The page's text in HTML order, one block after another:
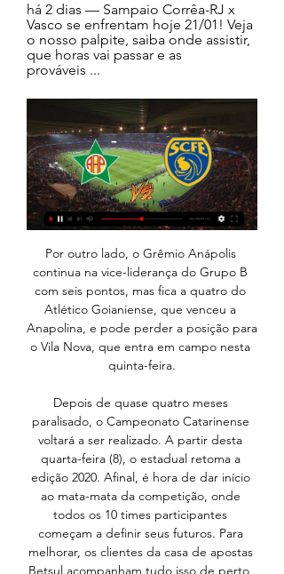
há 2 dias — Sampaio Corrêa-RJ x
Vasco se enfrentam hoje 21/01! Veja
o nosso palpite, saiba onde assistir,
que horas vai passar e as
prováveis ...
Por outro lado, o Grêmio Anápolis continua na vice-liderança do Grupo B com seis pontos, mas fica a quatro do Atlético Goianiense, que venceu a Anapolina, e pode perder a posição para o Vila Nova, que entra em campo nesta quinta-feira.

Depois de quase quatro meses paralisado, o Campeonato Catarinense voltará a ser realizado. A partir desta quarta-feira (8), o estadual retoma a edição 2020. Afinal, é hora de dar início ao mata-mata da competição, onde todos os 10 times participantes começam a definir seus futuros. Para melhorar, os clientes da casa de apostas Betsul acompanham tudo isso de perto, com transmissão ao.

Como assistir Juventus-SC x Figueirense na Internet O confronto será transmitido na internet, acompanhe ao vivo e fique por dentro de tudo que rola na partida através do seu celular, tablet e PC. Para isso, deverá acessar o site futebolcatarinense.tv (Clique Aqui) que vai realizar a transmissão online.

Qual é o grupo da morte na Série D? . 1: Atlético-AC, Galvez, Rio Branco-AC, Fast, Bragantino-PA, Independente de Tucuruí, Vilhenense e o vencedor de...

Como diz o ditado: “panela velha é que faz comida boa”. Neste domingo, em pleno Independência, Ricardo Oliveira tratou de justificar o dito popular pelo Atlético-MG. Na estreia do Galo no Campeonato Mineiro, o atacante marcou três vezes na goleada sobre o Boa Esporte por 5 a 0. Completaram o placar o equatoriano Cazares e o volante Elias.

Num país em que a ditadura usava a censura como arma preventiva e a polícia política como arma repressiva, o beautiful game era muito mais do que um jogo.Era uma forma de liberdade. Não perca, este domingo pelas 20:15, o jogo entre a Académica e o Benfica a contar para a 4ª Jornada do Campeonato Nacional.

Vasco da Gama Goiás live score (and video online live stream) starts on 10.3.2020. at 22:00 UTC time at São Januário, Rio de Janeiro, Brazil in Copa do Brasil, Brazil.

2:Campeão Sul: Cascavel Futebol Clube em 1970,Grêmio Esportivo Oeste em 1968 e Operário Ferroviário Esporte Clube em 1969. 3:Campeão Norte: Cianorte Assessoria Física e Educativa em 1968,Jandaia Esporte Clube em 1969 e União Platinense de Esportes em 1970. 4:Em 1992(*) Em 1992 foi disputado dois campeonatos:

Afogados da Ingazeira, PE, 16 (AFI) - Em meio à paralisação do futebol nacional por conta da pandemia de covid-19, o novo coronavírus, o Afogados da Ingazeira segue fazendo uma reformulação total em s. Fonte: Futebol Interior

Chapecoense x Figueirense Transmissão Ao Vivo. Nosso site permite que você Assista Figueirense vs Chapecoense Ao Vivo também em Tela Cheia. Como resultado, você pode assistir no computador, notebook, tablet ou smartphone. Se quiser, você pode também ver Chapecoense x Figueirense Ao Vivo …

Onde assistir Andirá x Plácido de Castro na TV. A partida não será transmitida na TV. Onde assistir Andirá x Plácido de Castro na Internet. O confronto será transmitido na internet, acompanhe ao vivo e fique por dentro de tudo que rola na partida através do seu celular, tablet e PC.

Alameda Dr. Francisco Sá Carneiro, Centro Coordenador de Transportes, 4760-038, V. N. de Famalicão Telefones 252322848 e 52376323, Fax 252376324 Telemóvel 919594527 Email: secretaria.famalicao@adfa.org.pt. Serviços prestados. Informações e apoio no preenchimento de documentação diversa, IRS.

a satira de gil vicente, no auto da barca do inferno, limita-se a individuos ou focaliza em classes, grupos ou instiruiçoes sociais? qe classe social gil vicente critica em sua obra (no auto da barca do inferno)? pode-se dizer qe os personagens do auto na barca no inferno sao alegoricas? porqe? me ajudem porfavor eu nao consegui responde essas perguntas. sem respostas idiotas.

Fluminense x Portuguesa-RJ: onde assistir e escalações há 2 dias — Veja onde assistir e escalações de Fluminense x Portuguesa-RJ pelo Campeonato Carioca. Sampaio Corrêa-RJ x Vasco: onde assistir e escalações ...

O Avaí pulou para a liderança do Campeonato Catarinense ao vencer fora de casa a Chapecoense por 3 a 1, neste domingo. Com 100% de aproveitamento no segundo turno da competição, o Leão lidera com nove pontos, enquanto a equipe de Chapecó aparece na penúltima posição, com apenas um. Em um duelo de velocidade das […]

Sevilla - Olympique de Marseille. 12:25. CANLI. Atletico Mineiro - Junior Barranquilla. 12:25. CANLI.. MAÇ ÖZETLERİ Spartak Moscow 1 – 0 Sochi. Bayern München 3 – 0 Anderlecht. Malaga 2 – 0 Barcelona. Manchester United 4 – 0 Everton. Napoli 3 – 1 Lazio.

Gil Vicente Ver eventos: Mais informações: Dom: 08/03/20: PRL: Gil Vicente 1 - 1 Santa Clara Ver eventos: Mais informações: Qua: 03/06/20: PRL: Portimonense 20 : 00: Gil Vicente Ter: 09/06/20: PRL: Gil Vicente …

Após reunião da Federação Catarinense de Futebol, ficou definido que o estadual será retomado no dia 8 de julho; a primeira partida será Criciúma x Marcílio Dias Redação ND, Florianópolis 09/06/2020 às 22h45 - Atualizado Há 2 meses

Portuguesa-RJ x Sampaio Corrêa: Onde assistir a Copa do 15 de mar. de 2022 — Veja onde assistir ao jogo da Copa do Brasil 2022 hoje entre Portuguesa-RJ x Sampaio Corrêa ao vivo na TV e Online: Transmissão ao vivo na TV: O ...

Atlético Goianiense Sportinforma / Lusa · Brasileirão Serie A · 12 ago 2020 18:56 COVID-19: CBF autoriza Atlético Goianiense a jogar com quatro jogadores positivos

A RTP 1 vai transmitir jogos da Seleção Nacional e alguns jogos das taças em Portugal. A SIC vai transmitir alguns jogos da Liga Europa, principalmente das equipas Portuguesas. O novo "Canal 11" da Federação Portuguesa de Futebol (FPF), iniciou transmissão em Agosto de 2019, está disponivel nos operadores de televisão MEO, Vodafone e NOS.

Resumo. Este trabalho relata uma experiência de extensão universitária que teve como objetivo integrar e divulgar os cursos de saúde da Universidade Estadual de Roraima (UERR), com foco em estudantes que estão concluindo o ensino médio ou cursando cursinhos pré-vestibulares.

O Hospital Nossa Senhora das Neves está ofertando 40 oportunidades de emprego em João Pessoa. Vagas são de estágio, cargo efetivo e banco de talentos. Para estágio, está sendo oferecido o cargo de técnico de segurança do trabalho. Para o banco de talentos, há oportunidades em técnico de enfermagem e enfermeiro. Para as funções de […]

Informações para nos contatar, mapa e direções, formulário para nos contatar, horário de funcionamento, serviços, classificações, fotos, vídeos e anúncios de Anexo Sara Nossa Terra Cianorte - Zona 06, Igreja evangélica, Avenida América, Cianorte.

Sampaio Corrêa-RJ x Vasco: onde assistir e escalações há 4 dias — Veja onde assistir e escalações de Sampaio Corrêa-RJ x Vasco pelo Campeonato Carioca Onde assistir Sampaio Corrêa-RJ x Vasco ao vivo? O jogo ...

Paulistão Paulistão: Narrador do SporTV desafia jogador do Red Bull Brasil e quase tem que ir embora da transmissão; Entenda. Narrador Daniel Pereira, do SporTV, desafiou o jogador Pio do Toro Loko a uma falta de longa distância, e ele se decepcionou.

jogos Sampaio Corrêa-RJ ao vivo, tabela, resultados E. Sampaio Corrêa-RJ. Portuguesa-RJ. 0. 1. 30.08.2023. D. BRASILCarioca 2 Junte-se a nós em Melbourne e veja até onde irão as potências da WTA, Aryna ...

Fluminense x Portuguesa-RJ: saiba onde assistir ao há 3 dias — Fluminense x Portuguesa-RJ é um dos embates do Campeonato Carioca 2024 válidos pela segunda rodada do primeiro turno; veja como acompanhar a ...

Encontre tudo para Camisa Sesc Rio Volei - Esportes e Fitness no Mercado Livre Brasil.. Mini Estádio Botafogo 2019 Engenhão Rio Maquete Para Montar . R$ 69. 12x R$ 5 75 sem juros .. Camisa Cruzeiro Sada Feminina Volei 17/18 Ryl Tam: Pmg . R$ 169 90. 12x R$ 14 16 sem juros .

O técnico Renato Gaúcho elogiou o bom aproveitamento do ataque do Grêmio que, apesar de não ter criado muitas chances, foi efetivo e garantiu a vitória por 1 a 0 sobre o Ceará

No LANCE você acompanha o dia a dia do Corinthians. Denílson brinca e sugere que Diniz use time Sub-23 para não ajudar o Corinthians: 'Dá uma descansada'

Transmissão ao vivo de Sampaio Corrêa x Vasco pelo Carioca há 2 dias — Flamengo x Cruzeiro: veja onde assistir e horário do jogo da Copinha. 22/01/2024 04h00 · Futebol. Paulistão começa com falha técnica, golaços de ...

A bola voltou a rolar no Campeonato Catarinense na noite desta quarta-feira depois de quase quatro meses paralisado por conta da pandemia do novo coronavírus. Pelas quartas de final, a Chapecoense saiu na frente do Avaí, enquanto Criciúma e Marcílio Dias empataram sem gols.Na Arena Condá, a Chapecoense deu um importante passo rumo à semifinal ao ganhar do Avaí por 2 a 0.

Copa SP: Figueirense encara o Palmeiras com transmissão pelo SporTV e ESPN Polidoro Junior | 14 de janeiro de 2019 Estão definidos os primeiros confrontos das oitavas de final da 50ª Copa São Paulo de Futebol Júnior após os jogos deste domingo (13).

Jogos de hoje (21/01/24): onde assistir futebol ao vivo há 3 dias — Portuguesa — 18h — Paulistão Play e CazéTV (YouTube). Campeonato Carioca – 2ª rodada. Fluminense x Portuguesa/RJ — 16h — Band, Bandplay ...

Com 29 anos, por diversas vezes Julio Cesar enfrentou o Grêmio em Porto Alegre. Em todas elas, gostou do que viu. Principalmente devido à torcida de inspiração sul-americana, que não para de cantar; também pelo estádio e pela consequente estrutura do clube; e ainda em razão da própria capital gaúcha.

SC Internacional x Atlético GO Brasileirão 2020 PES20 ( Primeira Rodada ) MTHMALTA. Loading. Santos x SC Internacional Copa Do Brasil 2020 PES20 (quartas) - Duration: 10:34.

Sampaio Corrêa-RJ x Vasco Palpites - Saiba Onde Assistir há 2 dias — Sampaio Corrêa-RJ x Vasco se enfrentam hoje 21/01! Veja o nosso palpite, saiba onde assistir, que horas vai passar e as prováveis ...

URT x América-MG terá transmissão ao vivo hoje. Esportes Campeonato Mineiro Campeonatos regionais. URT x América-MG terá transmissão ao vivo hoje. Por Milena Em 29 de julho de 2020. 0.

O Corinthians informou, na noite deste domingo (26), que o atacante